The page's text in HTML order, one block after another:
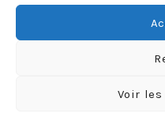
Voir les
Adresse
Rejoignez les